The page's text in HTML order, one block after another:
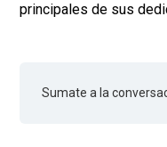
principales de sus
Sumate a la